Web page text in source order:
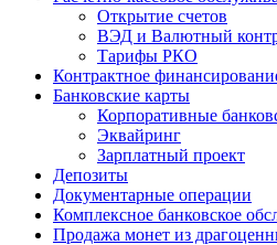
Открытие счетов
ВЭД и Валютный
Тарифы РКО
Контрактное
Банковские карты
Корпоративные
Эквайринг
Зарплатный проект
Депозиты
Документарные операции
Комплексное банковское
Продажа монет из